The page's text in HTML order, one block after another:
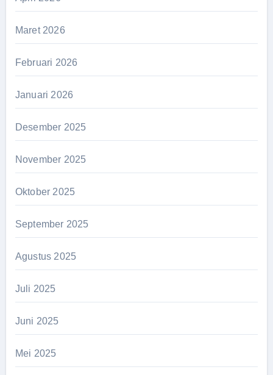
Maret 2026
Februari 2026
Januari 2026
Desember 2025
November 2025
Oktober 2025
September 2025
Agustus 2025
Juli 2025
Juni 2025
Mei 2025